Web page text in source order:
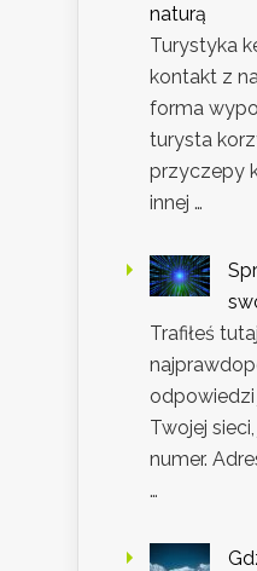
naturą
Turystyka
kontakt z
forma
turysta
przyczepy
innej …
Trafiłeś
odpowiedzi
Twojej
numer.
…